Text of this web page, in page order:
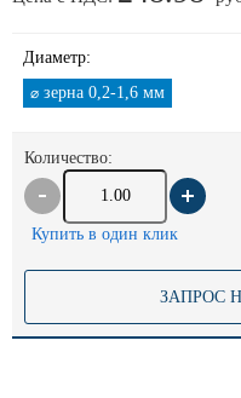
Диаметр:
⌀ зерна 0,2-1,6 мм
Количество:
Купить в один клик
ЗАПРОС